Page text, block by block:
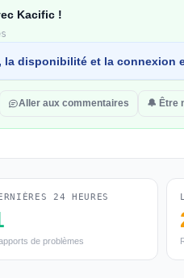
Kacific !
la disponibilité et la connexion
Aller aux commentaires 🔔 Être
24 HEURES
de problèmes